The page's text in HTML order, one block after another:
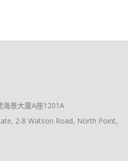
海景大廈A座1201A
2-8 Watson Road, North Point,